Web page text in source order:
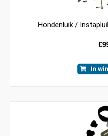
Hondenluik /
€
In